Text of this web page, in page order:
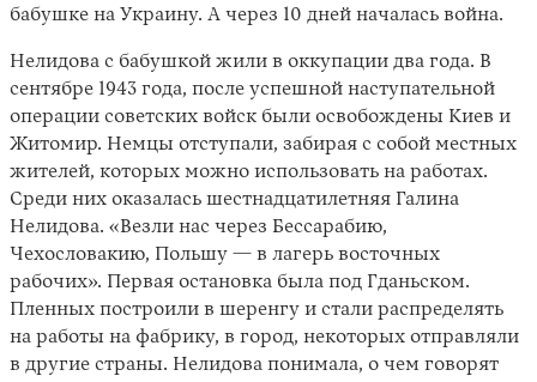
бабушке на Украину. А через 10 дней началась война.
Нелидова с бабушкой жили в оккупации два года. В
сентябре 1943 года, после успешной наступательной
операции советских войск были освобождены Киев и
Житомир. Немцы отступали, забирая с собой местных
жителей, которых можно использовать на работах.
Среди них оказалась шестнадцатилетняя Галина
Нелидова. «Везли нас через Бессарабию,
Чехословакию, Польшу — в лагерь восточных
рабочих». Первая остановка была под Гданьском.
Пленных построили в шеренгу и стали распределять
на работы на фабрику, в город, некоторых отправляли
в другие страны. Нелидова понимала, о чем говорят